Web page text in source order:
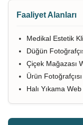
Faaliyet Alanları
Medikal Estetik
Düğün
Çiçek Mağazası
Ürün
Halı Yıkama